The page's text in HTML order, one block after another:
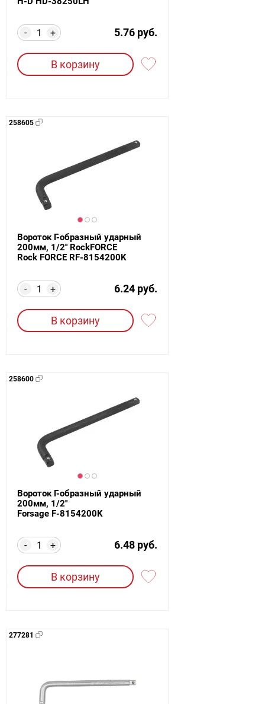
+
- 5.76 руб.
В корзину
258605
Вороток Г-образный ударный
200мм, 1/2'' RockFORCE
Rock FORCE RF-8154200K
+
- 6.24 руб.
В корзину
258600
Вороток Г-образный ударный
200мм, 1/2''
Forsage F-8154200K
+
- 6.48 руб.
В корзину
277281